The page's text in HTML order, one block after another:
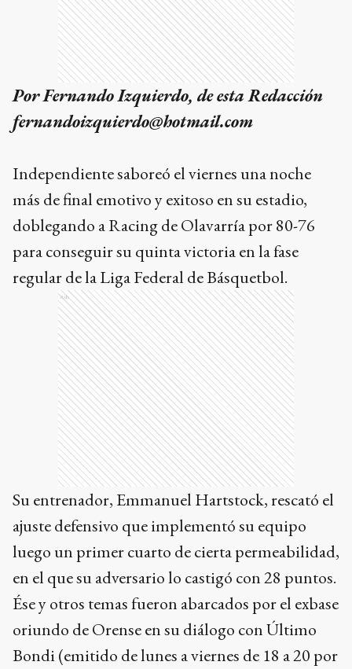
Por Fernando Izquierdo, de esta Redacción
fernandoizquierdo@hotmail.com
Independiente saboreó el viernes una noche
más de final emotivo y exitoso en su estadio,
doblegando a Racing de Olavarría por 80-76
para conseguir su quinta victoria en la fase
regular de la Liga Federal de Básquetbol.
Ads
Su entrenador, Emmanuel Hartstock, rescató el
ajuste defensivo que implementó su equipo
luego un primer cuarto de cierta permeabilidad,
en el que su adversario lo castigó con 28 puntos.
Ése y otros temas fueron abarcados por el exbase
oriundo de Orense en su diálogo con Último
Bondi (emitido de lunes a viernes de 18 a 20 por